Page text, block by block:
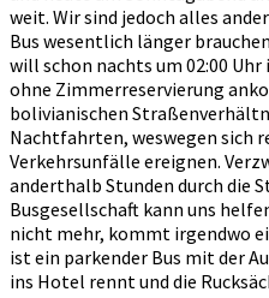
weit. Wir sind jedoch alles
Bus wesentlich länger
will schon nachts um 02:00
ohne Zimmerreservierung
bolivianischen
Nachtfahrten, weswegen sich
Verkehrsunfälle ereignen.
anderthalb Stunden durch die
Busgesellschaft kann uns
nicht mehr, kommt irgendwo
ist ein parkender Bus mit der
ins Hotel rennt und die